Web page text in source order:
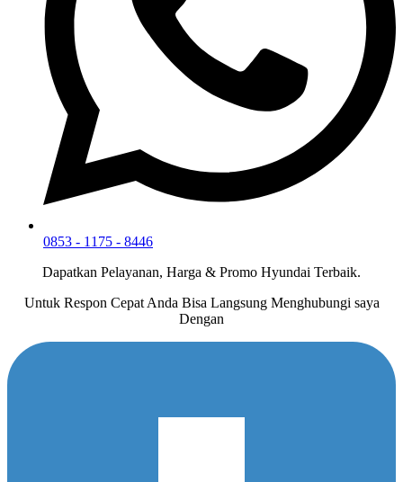
0853 - 1175 - 8446
Dapatkan Pelayanan, Harga & Promo Hyundai Terbaik.
Untuk Respon Cepat Anda Bisa Langsung Menghubungi saya
Dengan